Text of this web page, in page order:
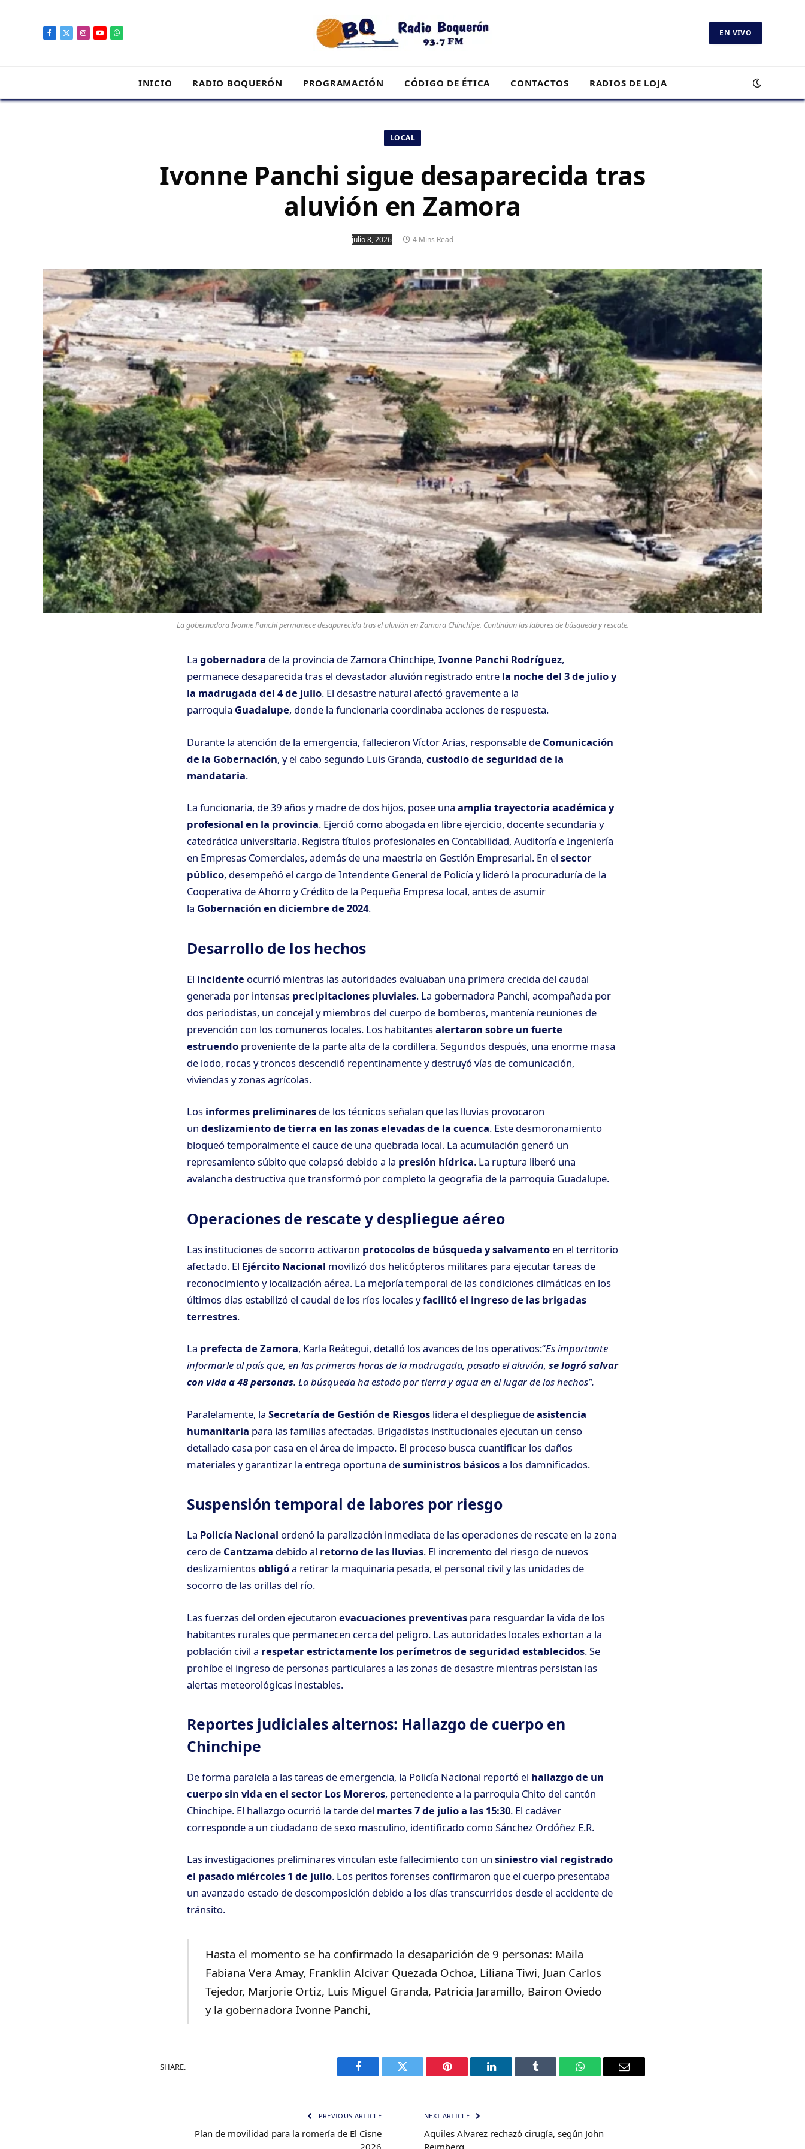
Facebook
X
Instagram
YouTubeWhatsApp EN VIVO
INICIO RADIO BOQUERÓN PROGRAMACIÓN CÓDIGO DE ÉTICA CONTACTOS RADIOS DE LOJA
LOCAL
Ivonne Panchi sigue desaparecida tras
aluvión en Zamora
julio 8, 2026 4 Mins Read
La gobernadora Ivonne Panchi permanece desaparecida tras el aluvión en Zamora Chinchipe. Continúan las labores de búsqueda y rescate.
La gobernadora de la provincia de Zamora Chinchipe, Ivonne Panchi Rodríguez,
permanece desaparecida tras el devastador aluvión registrado entre la noche del 3 de julio y
la madrugada del 4 de julio. El desastre natural afectó gravemente a la
parroquia Guadalupe, donde la funcionaria coordinaba acciones de respuesta.
Durante la atención de la emergencia, fallecieron Víctor Arias, responsable de Comunicación
de la Gobernación, y el cabo segundo Luis Granda, custodio de seguridad de la
mandataria.
La funcionaria, de 39 años y madre de dos hijos, posee una amplia trayectoria académica y
profesional en la provincia. Ejerció como abogada en libre ejercicio, docente secundaria y
catedrática universitaria. Registra títulos profesionales en Contabilidad, Auditoría e Ingeniería
en Empresas Comerciales, además de una maestría en Gestión Empresarial. En el sector
público, desempeñó el cargo de Intendente General de Policía y lideró la procuraduría de la
Cooperativa de Ahorro y Crédito de la Pequeña Empresa local, antes de asumir
la Gobernación en diciembre de 2024.
Desarrollo de los hechos
El incidente ocurrió mientras las autoridades evaluaban una primera crecida del caudal
generada por intensas precipitaciones pluviales. La gobernadora Panchi, acompañada por
dos periodistas, un concejal y miembros del cuerpo de bomberos, mantenía reuniones de
prevención con los comuneros locales. Los habitantesalertaron sobre un fuerte
estruendo proveniente de la parte alta de la cordillera. Segundos después, una enorme masa
de lodo, rocas y troncos descendió repentinamente y destruyó vías de comunicación,
viviendas y zonas agrícolas.
Los informes preliminares de los técnicos señalan que las lluvias provocaron
un deslizamiento de tierra en las zonas elevadas de la cuenca. Este desmoronamiento
bloqueó temporalmente el cauce de una quebrada local. La acumulación generó un
represamiento súbito que colapsó debido a la presión hídrica. La ruptura liberó una
avalancha destructiva que transformó por completo la geografía de la parroquia Guadalupe.
Operaciones de rescate y despliegue aéreo
Las instituciones de socorro activaron protocolos de búsqueda y salvamento en el territorio
afectado. El Ejército Nacional movilizó dos helicópteros militares para ejecutar tareas de
reconocimiento y localización aérea. La mejoría temporal de las condiciones climáticas en los
últimos días estabilizó el caudal de los ríos locales yfacilitó el ingreso de las brigadas
terrestres.
La prefecta de Zamora, Karla Reátegui, detalló los avances de los operativos:“Es importante
informarle al país que, en las primeras horas de la madrugada, pasado el aluvión, se logró salvar
con vida a 48 personas. La búsqueda ha estado por tierra y agua en el lugar de los hechos”.
Paralelamente, la Secretaría de Gestión de Riesgos lidera el despliegue deasistencia
humanitaria para las familias afectadas. Brigadistas institucionales ejecutan un censo
detallado casa por casa en el área de impacto. El proceso busca cuantificar los daños
materiales y garantizar la entrega oportuna desuministros básicosa los damnificados.
Suspensión temporal de labores por riesgo
La Policía Nacional ordenó la paralización inmediata de las operaciones de rescate en la zona
cero de Cantzama debido al retorno de las lluvias. El incremento del riesgo de nuevos
deslizamientosobligóa retirar la maquinaria pesada, el personal civil y las unidades de
socorro de las orillas del río.
Las fuerzas del orden ejecutaron evacuaciones preventivas para resguardar la vida de los
habitantes rurales que permanecen cerca del peligro. Las autoridades locales exhortan a la
población civil a respetar estrictamente los perímetros de seguridad establecidos. Se
prohíbe el ingreso de personas particulares a las zonas de desastre mientras persistan las
alertas meteorológicas inestables.
Reportes judiciales alternos: Hallazgo de cuerpo en
Chinchipe
De forma paralela a las tareas de emergencia, la Policía Nacional reportó el hallazgo de un
cuerpo sin vida en el sector Los Moreros, perteneciente a la parroquia Chito del cantón
Chinchipe. El hallazgo ocurrió la tarde del martes 7 de julio a las 15:30. El cadáver
corresponde a un ciudadano de sexo masculino, identificado como Sánchez Ordóñez E.R.
Las investigaciones preliminares vinculan este fallecimiento con un siniestro vial registrado
el pasado miércoles 1 de julio. Los peritos forenses confirmaron que el cuerpo presentaba
un avanzado estado de descomposición debido a los días transcurridos desde el accidente de
tránsito.
Hasta el momento se ha confirmado la desaparición de 9 personas: Maila
Fabiana Vera Amay, Franklin Alcivar Quezada Ochoa, Liliana Tiwi, Juan Carlos
Tejedor, Marjorie Ortiz, Luis Miguel Granda, Patricia Jaramillo, Bairon Oviedo
y la gobernadora Ivonne Panchi,
SHARE.
Facebook Twitter Pinterest LinkedIn Tumblr WhatsAppEmail
PREVIOUS ARTICLE
Plan de movilidad para la romería de El Cisne
NEXT ARTICLE
Aquiles Alvarez rechazó cirugía, según John